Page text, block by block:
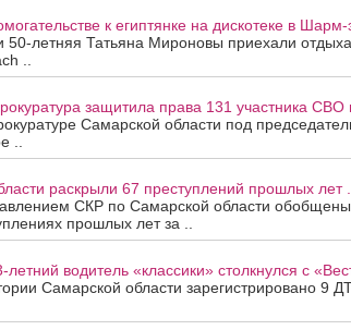
к египтянке на дискотеке в
50-летняя Татьяна Мироновы приехали
..
защитила права 131 участника СВО
Самарской области под
..
раскрыли 67 преступлений прошлых лет .
СКР по Самарской области обобщены
прошлых лет за ..
водитель «классики» столкнулся с
Самарской области зарегистрировано 9